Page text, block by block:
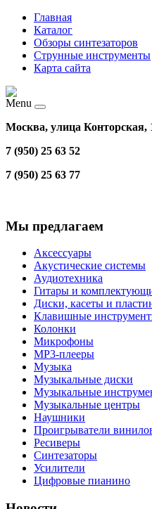
Главная
Каталог
Обзоры синтезаторов
Струнные инструменты
Карта сайта
Menu
Москва, улица Конторская,
7 (950) 25 63 52
7 (950) 25 63 77
Мы предлагаем
Аксессуары
Акустические системы
Аудиотехника
Гитары и
Диски, касеты и
Клавишные
Колонки
Микрофоны
МР3-плееры
Музыка
Музыкальные диски
Музыкальные
Музыкальные центры
Наушники
Проигрыватели
Ресиверы
Синтезаторы
Усилители
Цифровые пианино